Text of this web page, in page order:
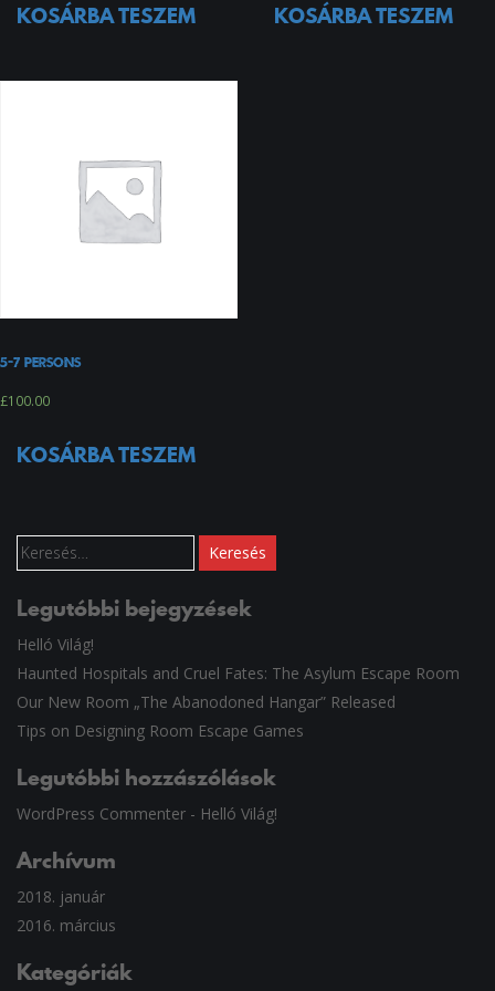
KOSÁRBA TESZEM KOSÁRBA TESZEM
5-7 persons
£100.00
KOSÁRBA TESZEM
Keresés:
Legutóbbi bejegyzések
Helló Világ!
Haunted Hospitals and Cruel Fates: The Asylum Escape Room
Our New Room „The Abanodoned Hangar” Released
Tips on Designing Room Escape Games
Legutóbbi hozzászólások
WordPress Commenter - Helló Világ!
Archívum
2018. január
2016. március
Kategóriák